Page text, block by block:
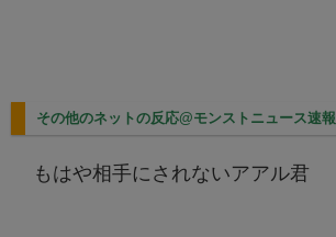
その他のネットの反応@モンストニュース速報
もはや相手にされないアアル君